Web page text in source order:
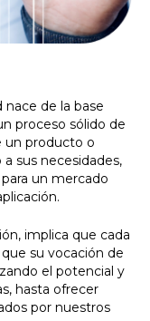
nace de la base
proceso sólido de
un producto o
sus necesidades,
un mercado
implica que cada
su vocación de
el potencial y
hasta ofrecer
por nuestros